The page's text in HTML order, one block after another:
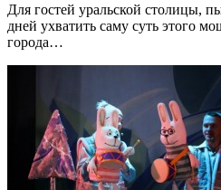
Для гостей уральской столицы,
дней ухватить саму суть этого
города…